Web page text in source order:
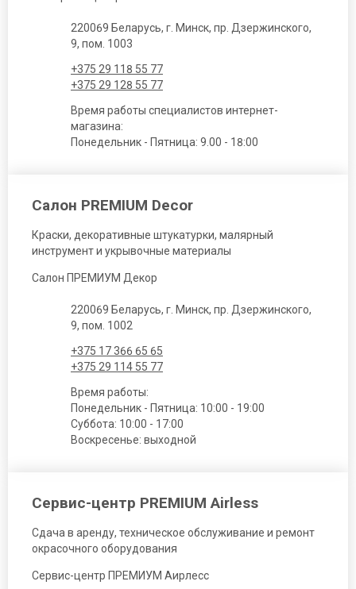
220069 Беларусь, г. Минск, пр. Дзержинского,
9, пом. 1003
+375 29 118 55 77
+375 29 128 55 77
Время работы специалистов интернет-
магазина:
Понедельник - Пятница: 9.00 - 18:00
Салон PREMIUM Decor
Краски, декоративные штукатурки, малярный
инструмент и укрывочные материалы
Салон ПРЕМИУМ Декор
220069 Беларусь, г. Минск, пр. Дзержинского,
9, пом. 1002
+375 17 366 65 65
+375 29 114 55 77
Время работы:
Понедельник - Пятница: 10:00 - 19:00
Суббота: 10:00 - 17:00
Воскресенье: выходной
Сервис-центр PREMIUM Airless
Сдача в аренду, техническое обслуживание и ремонт
окрасочного оборудования
Сервис-центр ПРЕМИУМ Аирлесс